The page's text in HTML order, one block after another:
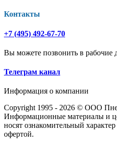
Контакты
+7 (495) 492-67-70
Вы можете позвонить в рабочие
Телеграм канал
Информация о компании
Copyright 1995 - 2026 © ООО
Информационные материалы и
носят ознакомительный
офертой.